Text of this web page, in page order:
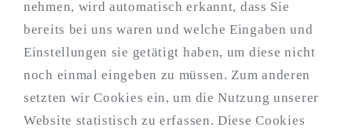
nehmen, wird automatisch erkannt, dass Sie
bereits bei uns waren und welche Eingaben und
Einstellungen sie getätigt haben, um diese nicht
noch einmal eingeben zu müssen. Zum anderen
setzten wir Cookies ein, um die Nutzung unserer
Website statistisch zu erfassen. Diese Cookies